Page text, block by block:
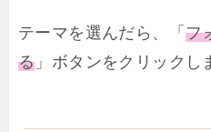
テーマを選んだら、「 フ
る 」ボタンをクリックし